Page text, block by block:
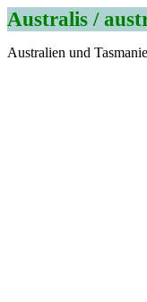
Australis /
Australien und